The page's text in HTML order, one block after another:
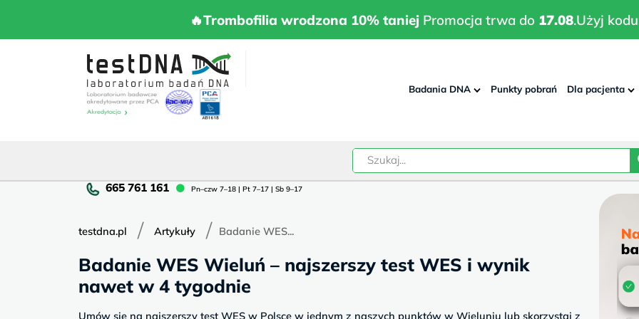
🔥Trombofilia wrodzona 10% taniej Promocja trwa do 17.08.Użyj
🔥Trombofilia wrodzona 10% taniej Promocja trwa do 17.08.Użyj kodu:
Pn–czw 7–18 | Pt 7–17 | Sb 9–17Pn–
Pt
7–
Badania DNA Punkty pobrań Dla pacjenta
testdna.pl / Artykuły / Badanie WES...
Badanie WES Wieluń – najszerszy test WES i wynik
nawet w 4 tygodnie
Umów się na najszerszy test WES w Polsce w jednym z naszych punktów w Wieluniu lub skorzystaj z